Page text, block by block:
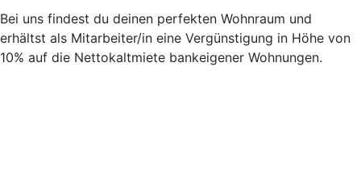
Bei uns findest du deinen perfekten Wohnraum und
erhältst als Mitarbeiter/in eine Vergünstigung in Höhe von
10% auf die Nettokaltmiete bankeigener Wohnungen.